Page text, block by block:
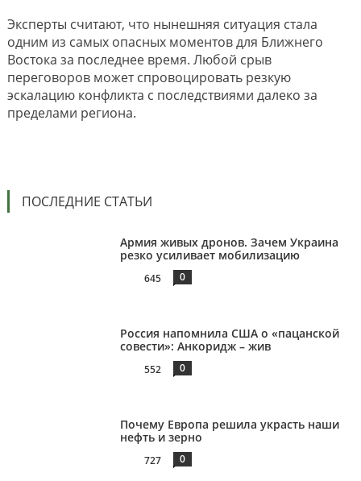
Эксперты считают, что нынешняя ситуация стала
одним из самых опасных моментов для Ближнего
Востока за последнее время. Любой срыв
переговоров может спровоцировать резкую
эскалацию конфликта с последствиями далеко за
пределами региона.
ПОСЛЕДНИЕ СТАТЬИ
Армия живых дронов. Зачем Украина
резко усиливает мобилизацию
645 0
Россия напомнила США о «пацанской
совести»: Анкоридж – жив
552 0
Почему Европа решила украсть наши
нефть и зерно
727 0